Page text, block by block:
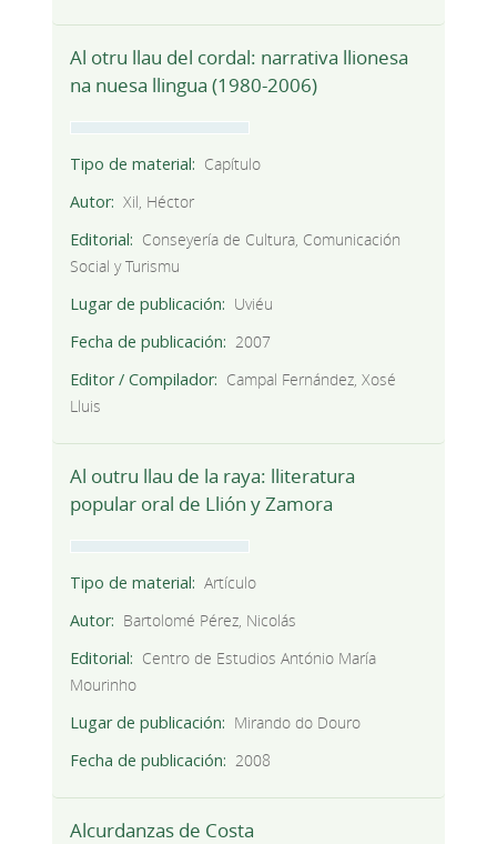
Al otru llau del cordal: narrativa llionesa
na nuesa llingua (1980-2006)
Tipo de material
Capítulo
Autor
Xil, Héctor
Editorial
Conseyería de Cultura, Comunicación
Social y Turismu
Lugar de publicación
Uviéu
Fecha de publicación
2007
Editor / Compilador
Campal Fernández, Xosé
Lluis
Al outru llau de la raya: lliteratura
popular oral de Llión y Zamora
Tipo de material
Artículo
Autor
Bartolomé Pérez, Nicolás
Editorial
Centro de Estudios António María
Mourinho
Lugar de publicación
Mirando do Douro
Fecha de publicación
2008
Alcurdanzas de Costa